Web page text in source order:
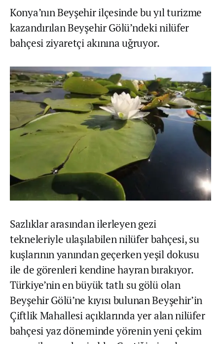
Konya’nın Beyşehir ilçesinde bu yıl turizme
kazandırılan Beyşehir Gölü’ndeki nilüfer
bahçesi ziyaretçi akınına uğruyor.
Sazlıklar arasından ilerleyen gezi
tekneleriyle ulaşılabilen nilüfer bahçesi, su
kuşlarının yanından geçerken yeşil dokusu
ile de görenleri kendine hayran bırakıyor.
Türkiye’nin en büyük tatlı su gölü olan
Beyşehir Gölü’ne kıyısı bulunan Beyşehir’in
Çiftlik Mahallesi açıklarında yer alan nilüfer
bahçesi yaz döneminde yörenin yeni çekim